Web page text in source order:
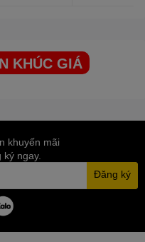
KHÚC GIÁ
khuyến mãi
ngay.
Đăng ký